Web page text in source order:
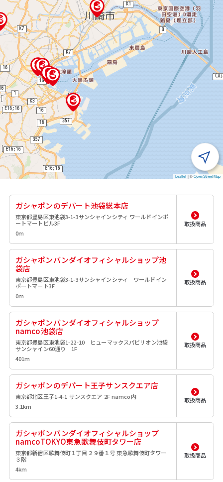
Leaflet |©OpenStreetMap
ガシャポンのデパート池袋総本店
東京都豊島区東池袋3-1-3サンシャインシティ ワールドインポ
ートマートビル3F
0m
取扱商品
ガシャポンバンダイオフィシャルショップ池
袋店
東京都豊島区東池袋3-1-3サンシャインシティ ワールドイン
ポートマート3F
0m
取扱商品
ガシャポンバンダイオフィシャルショップ
namco池袋店
東京都豊島区東池袋1-22-10 ヒューマックスパビリオン池袋
サンシャイン60通り 1F
401m
取扱商品
ガシャポンのデパート王子サンスクエア店
東京都北区王子1-4-1 サンスクエア 2F namco内
3.1km
取扱商品
ガシャポンバンダイオフィシャルショップ
namcoTOKYO東急歌舞伎町タワー店
東京都新宿区歌舞伎町１丁目２９番１号 東急歌舞伎町タワー
３階
4km
取扱商品